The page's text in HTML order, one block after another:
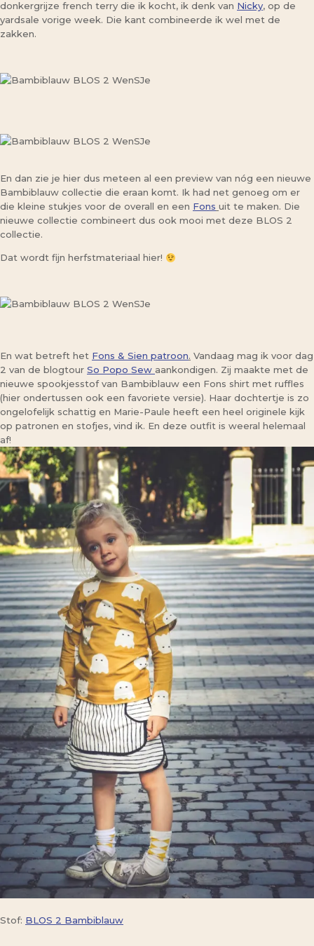
donkergrijze french terry die ik kocht, ik denk van Nicky, op de
yardsale vorige week. Die kant combineerde ik wel met de
zakken.
En dan zie je hier dus meteen al een preview van nóg een nieuwe
Bambiblauw collectie die eraan komt. Ik had net genoeg om er
die kleine stukjes voor de overall en een Fons uit te maken. Die
nieuwe collectie combineert dus ook mooi met deze BLOS 2
collectie.
Dat wordt fijn herfstmateriaal hier!
En wat betreft het Fons & Sien patroon. Vandaag mag ik voor dag
2 van de blogtour So Popo Sew aankondigen. Zij maakte met de
nieuwe spookjesstof van Bambiblauw een Fons shirt met ruffles
(hier ondertussen ook een favoriete versie). Haar dochtertje is zo
ongelofelijk schattig en Marie-Paule heeft een heel originele kijk
op patronen en stofjes, vind ik. En deze outfit is weeral helemaal
af!
Stof: BLOS 2 Bambiblauw